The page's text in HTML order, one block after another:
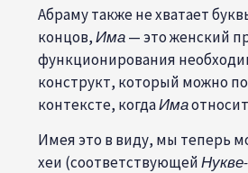
Абраму также не хватает
концов,Има— это женский
функционирования
конструкт, который можно
контексте, когдаИма
Имея это в виду, мы теперь
хеи (соответствующей